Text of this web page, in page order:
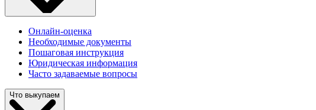
Онлайн-оценка
Необходимые документы
Пошаговая инструкция
Юридическая информация
Часто задаваемые вопросы
Что выкупаем